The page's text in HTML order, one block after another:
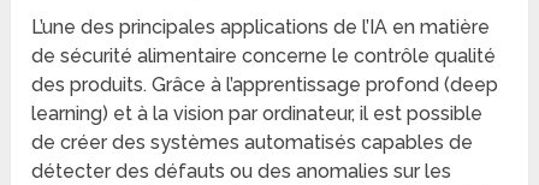
L’une des principales applications de l’IA en matière
de sécurité alimentaire concerne le contrôle qualité
des produits. Grâce à l’apprentissage profond (deep
learning) et à la vision par ordinateur, il est possible
de créer des systèmes automatisés capables de
détecter des défauts ou des anomalies sur les